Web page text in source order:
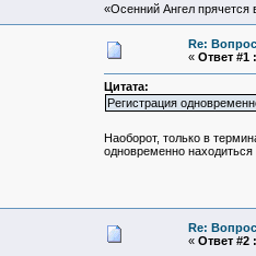
«Осенний Ангел прячется
Re:
« Ответ #1 :
Цитата:
Регистрация
Наоборот, только в
одновременно
Re:
« Ответ #2 :